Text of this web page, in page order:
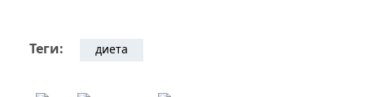
Теги: диета